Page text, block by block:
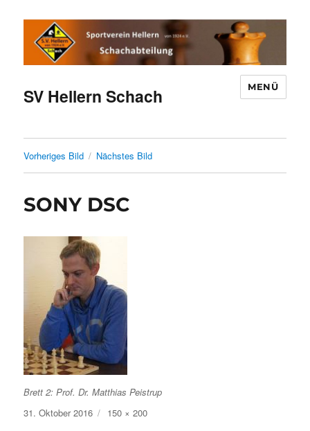
SV Hellern Schach MENÜ
Vorheriges Bild Nächstes Bild
SONY DSC
Brett 2: Prof. Dr. Matthias Peistrup
Veröffentlicht
am
31. Oktober 2016 Volle
Größe
150 × 200